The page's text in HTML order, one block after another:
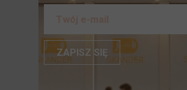
ZAPISZ SIĘ